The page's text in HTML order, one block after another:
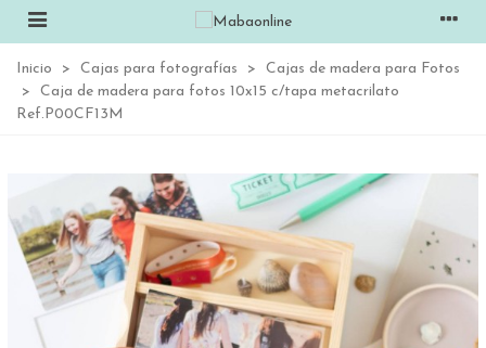
Inicio > Cajas para fotografías >
Cajas de madera para Fotos
>
Caja de madera para fotos 10x15 c/tapa metacrilato
Ref.P00CF13M